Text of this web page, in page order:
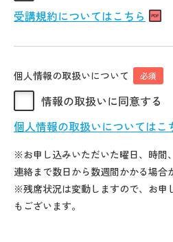
受講規約についてはこちら
個人情報の取扱いについて 必須
情報の取扱いに同意する
個人情報の取扱いについてはこ
※お申し込みいただいた曜日、時間
連絡まで数日から数週間かかる場合
※残席状況は変動しますので、お申
もございます。